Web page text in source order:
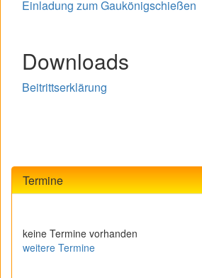
Einladung zum Gaukönigschießen
Downloads
Beitrittserklärung
Termine
keine Termine vorhanden
weitere Termine